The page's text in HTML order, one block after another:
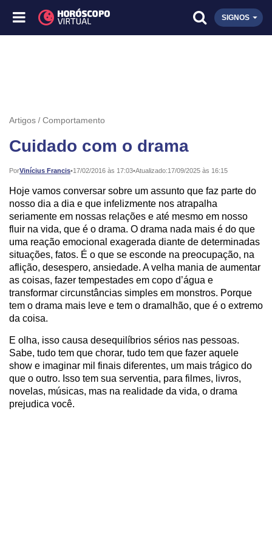
SIGNOS
Artigos Comportamento
Cuidado com o drama
PorVinícius Francis•
Publicado: 17/02/2016 às 17:03•Atualizado:17/09/2025 às 16:15
Hoje vamos conversar sobre um assunto que faz parte do
nosso dia a dia e que infelizmente nos atrapalha
seriamente em nossas relações e até mesmo em nosso
fluir na vida, que é o drama. O drama nada mais é do que
uma reação emocional exagerada diante de determinadas
situações, fatos. É o que se esconde na preocupação, na
aflição, desespero, ansiedade. A velha mania de aumentar
as coisas, fazer tempestades em copo d’água e
transformar circunstâncias simples em monstros. Porque
tem o drama mais leve e tem o dramalhão, que é o extremo
da coisa.
E olha, isso causa desequilíbrios sérios nas pessoas.
Sabe, tudo tem que chorar, tudo tem que fazer aquele
show e imaginar mil finais diferentes, um mais trágico do
que o outro. Isso tem sua serventia, para filmes, livros,
novelas, músicas, mas na realidade da vida, o drama
prejudica você.